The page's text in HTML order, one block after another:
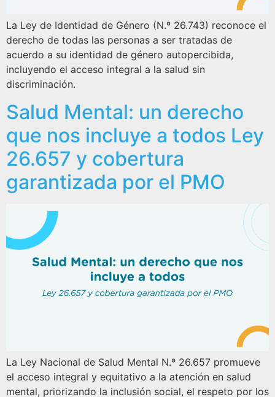
La Ley de Identidad de Género (N.º 26.743) reconoce el
derecho de todas las personas a ser tratadas de
acuerdo a su identidad de género autopercibida,
incluyendo el acceso integral a la salud sin
discriminación.
Salud Mental: un derecho
que nos incluye a todos Ley
26.657 y cobertura
garantizada por el PMO
La Ley Nacional de Salud Mental N.º 26.657 promueve
el acceso integral y equitativo a la atención en salud
mental, priorizando la inclusión social, el respeto por los